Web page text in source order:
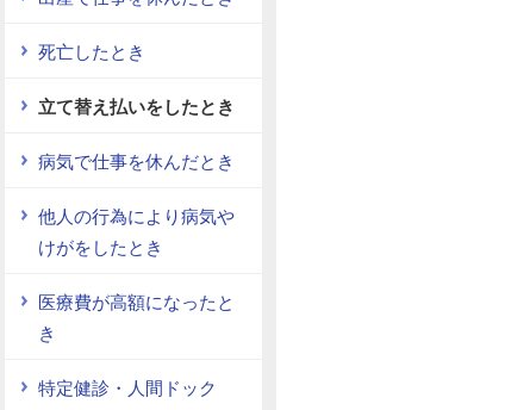
死亡したとき
立て替え払いをしたとき
病気で仕事を休んだとき
他人の行為により病気や
けがをしたとき
医療費が高額になったと
き
特定健診・人間ドック